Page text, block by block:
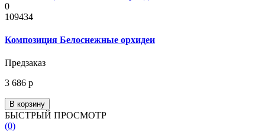
0
109434
Композиция Белоснежные орхидеи
Предзаказ
3 686 р
В корзину
БЫСТРЫЙ ПРОСМОТР
(0)